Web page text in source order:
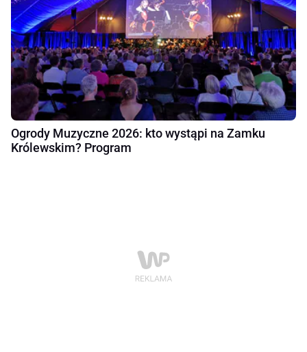
Ogrody Muzyczne 2026: kto wystąpi na Zamku
Królewskim? Program